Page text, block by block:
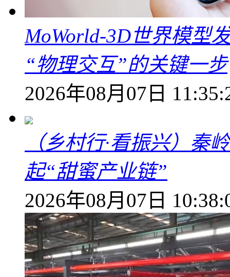
MoWorld-3D世界模型
“物理交互”的关键一步
2026年08月07日
（乡村行·看振兴）秦
起“甜蜜产业链”
2026年08月07日